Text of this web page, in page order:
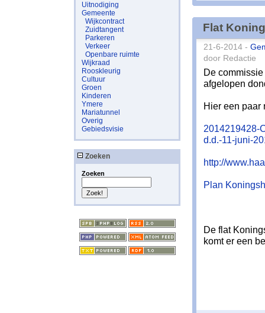
Uitnodiging
Gemeente
Wijkcontract
Zuidtangent
Parkeren
Verkeer
Openbare ruimte
Wijkraad
Rooskleurig
Cultuur
Groen
Kinderen
Ymere
Mariatunnel
Overig
Gebiedsvisie
Zoeken
Zoeken
Flat
21-6-2014 -
door Redactie
De
afgelopen
Hier een paar
2014219428-
d.d.-11-juni-
http://
Plan
De flat
komt er een